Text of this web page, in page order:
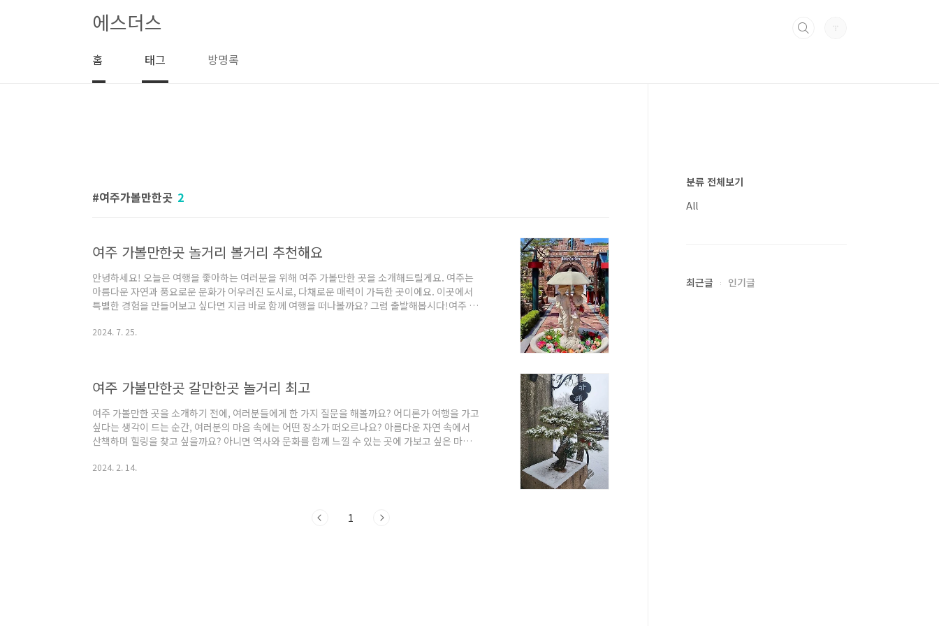
에스더스
홈 태그 방명록
여주가볼만한곳 2
여주 가볼만한곳 놀거리 볼거리 추천해요
안녕하세요! 오늘은 여행을 좋아하는 여러분을 위해 여주 가볼만한 곳을 소개해드릴게요. 여주는
아름다운 자연과 풍요로운 문화가 어우러진 도시로, 다채로운 매력이 가득한 곳이에요. 이곳에서
특별한 경험을 만들어보고 싶다면 지금 바로 함께 여행을 떠나볼까요? 그럼 출발해봅시다!여주 가
시아테마파크 루덴시아 테마파크는 경기 여주시에 위치한 유럽 문화와 예술을 담은 놀이터입니
2024. 7. 25.
여주 가볼만한곳 갈만한곳 놀거리 최고
여주 가볼만한 곳을 소개하기 전에, 여러분들에게 한 가지 질문을 해볼까요? 어디론가 여행을 가고
싶다는 생각이 드는 순간, 여러분의 마음 속에는 어떤 장소가 떠오르나요? 아름다운 자연 속에서
산책하며 힐링을 찾고 싶을까요? 아니면 역사와 문화를 함께 느낄 수 있는 곳에 가보고 싶은 마음
기도 남부에 위치한 작은 도시이지만, 풍부한 자연과 독특한 문화, 맛집과 쇼핑 등 다양한 매력을
2024. 2. 14.
1
분류 전체보기
All
최근글 인기글